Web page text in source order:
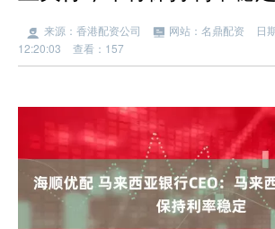
来源：香港配资公司 网站：名鼎配资
日
12:20:03
查看：157